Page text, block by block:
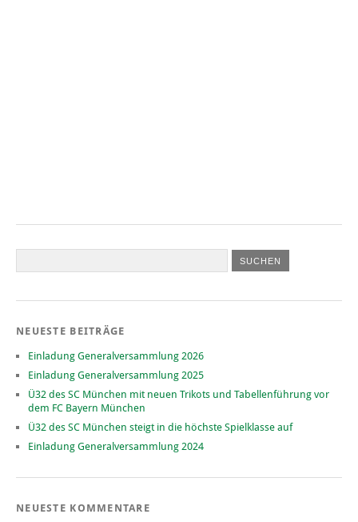
NEUESTE BEITRÄGE
Einladung Generalversammlung 2026
Einladung Generalversammlung 2025
Ü32 des SC München mit neuen Trikots und Tabellenführung vor
dem FC Bayern München
Ü32 des SC München steigt in die höchste Spielklasse auf
Einladung Generalversammlung 2024
NEUESTE KOMMENTARE